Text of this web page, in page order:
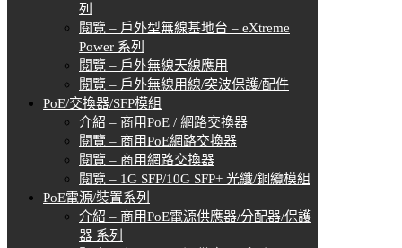
列
閱覽 – 戶外型無線基地台 – eXtreme
Power 系列
閱覽 – 戶外無線天線應用
閱覽 – 戶外無線用線/突波保護/配件
PoE/交換器/SFP模組
介紹 – 商用PoE / 網路交換器
閱覽 – 商用PoE網路交換器
閱覽 – 商用網路交換器
閱覽 – 1G SFP/10G SFP+ 光纖/銅纜模組
PoE電源/裝置系列
介紹 – 商用PoE電源供應器/分配器/保護
器 系列